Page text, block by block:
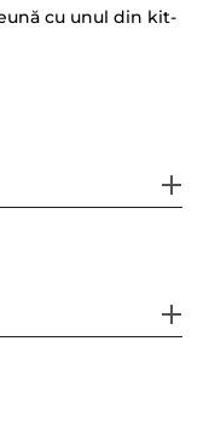
cu unul din kit-